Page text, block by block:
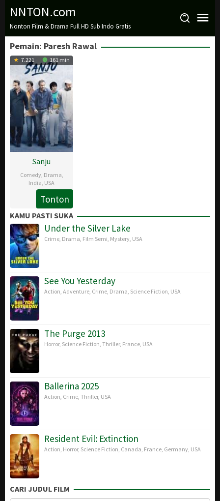
Loncat
konten
NNTON.com
Nonton Film & Drama Full HD Sub Indo Gratis
Pemain: Paresh Rawal
7.221 161 min
Sanju
Comedy, Drama
India USA
29
Jun
2018
Rajkumar
Hirani
Tonton
KAMU PASTI SUKA
Under the Silver Lake
Crime Drama Film Semi Mystery USA
See You Yesterday
Action Adventure Crime Drama Science Fiction USA
The Purge 2013
Horror, Science Fiction Thriller, France USA
Ballerina 2025
Action Crime Thriller, USA
Resident Evil: Extinction
Action Horror, Science Fiction Canada France Germany USA
CARI JUDUL FILM